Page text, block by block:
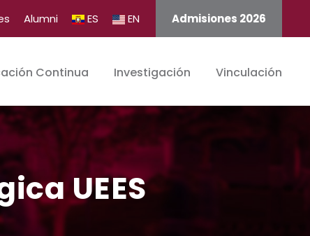
Alumni ES EN Admisiones 2026
Continua Investigación Vinculación
UEES